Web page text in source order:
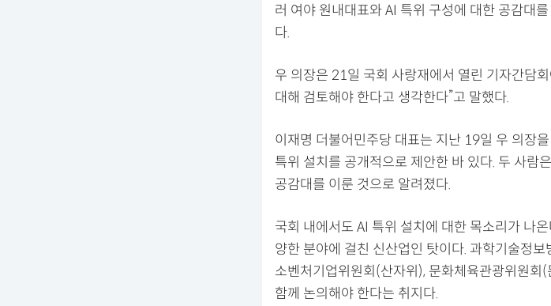
러 여야 원내대표와 AI 특위 구성에 대한 공감대
다.
우 의장은 21일 국회 사랑재에서 열린 기자간담
대해 검토해야 한다고 생각한다”고 말했다.
이재명 더불어민주당 대표는 지난 19일 우 의장
특위 설치를 공개적으로 제안한 바 있다. 두 사람
공감대를 이룬 것으로 알려졌다.
국회 내에서도 AI 특위 설치에 대한 목소리가 나
양한 분야에 걸친 신산업인 탓이다. 과학기술정
소벤처기업위원회(산자위), 문화체육관광위원회
함께 논의해야 한다는 취지다.